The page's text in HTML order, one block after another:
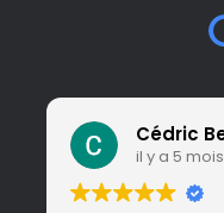
Cédric
il y a 5 mois